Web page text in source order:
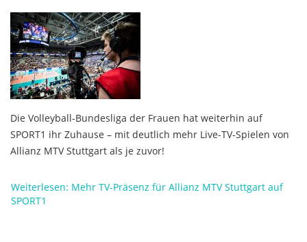
Die Volleyball-Bundesliga der Frauen hat weiterhin auf
SPORT1 ihr Zuhause – mit deutlich mehr Live-TV-Spielen von
Allianz MTV Stuttgart als je zuvor!
Weiterlesen: Mehr TV-Präsenz für Allianz MTV Stuttgart auf
SPORT1